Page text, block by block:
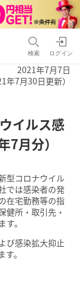
検索 ログイン
2021年7月7日
年7月30日更新）
イルス感
月分）
型コロナウイル
では感染者の発
在宅勤務等の指
健所・取引先・
。
び感染拡大抑止
。